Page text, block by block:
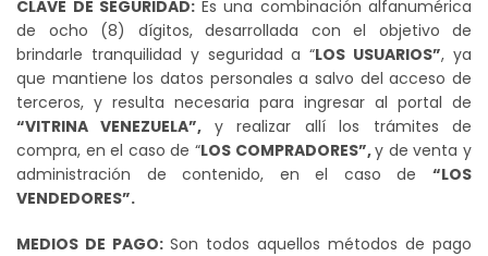
CLAVE DE SEGURIDAD: Es una combinación alfanumérica
de ocho (8) dígitos, desarrollada con el objetivo de
brindarle tranquilidad y seguridad a “LOS USUARIOS”, ya
que mantiene los datos personales a salvo del acceso de
terceros, y resulta necesaria para ingresar al portal de
“VITRINA VENEZUELA”, y realizar allí los trámites de
compra, en el caso de “LOS COMPRADORES”,y de venta y
administración de contenido, en el caso de “LOS
VENDEDORES”.
MEDIOS DE PAGO: Son todos aquellos métodos de pago